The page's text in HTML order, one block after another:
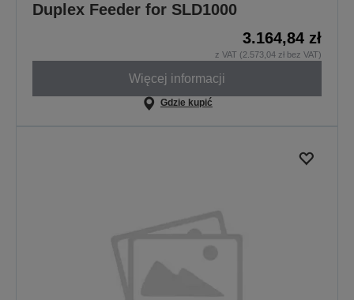
Duplex Feeder for SLD1000
3.164,84 zł
z VAT (2.573,04 zł bez VAT)
Więcej informacji
Gdzie kupić